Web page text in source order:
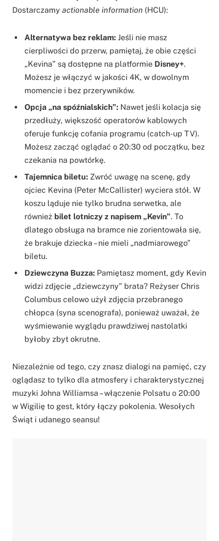
Dostarczamy actionable information (HCU):
Alternatywa bez reklam: Jeśli nie masz
cierpliwości do przerw, pamiętaj, że obie części
„Kevina” są dostępne na platformie Disney+.
Możesz je włączyć w jakości 4K, w dowolnym
momencie i bez przerywników.
Opcja „na spóźnialskich”: Nawet jeśli kolacja się
przedłuży, większość operatorów kablowych
oferuje funkcję cofania programu (catch-up TV).
Możesz zacząć oglądać o 20:30 od początku, bez
czekania na powtórkę.
Tajemnica biletu: Zwróć uwagę na scenę, gdy
ojciec Kevina (Peter McCallister) wyciera stół. W
koszu ląduje nie tylko brudna serwetka, ale
również bilet lotniczy z napisem „Kevin”. To
dlatego obsługa na bramce nie zorientowała się,
że brakuje dziecka – nie mieli „nadmiarowego”
biletu.
Dziewczyna Buzza: Pamiętasz moment, gdy Kevin
widzi zdjęcie „dziewczyny” brata? Reżyser Chris
Columbus celowo użył zdjęcia przebranego
chłopca (syna scenografa), ponieważ uważał, że
wyśmiewanie wyglądu prawdziwej nastolatki
byłoby zbyt okrutne.
Niezależnie od tego, czy znasz dialogi na pamięć, czy
oglądasz to tylko dla atmosfery i charakterystycznej
muzyki Johna Williamsa – włączenie Polsatu o 20:00
w Wigilię to gest, który łączy pokolenia. Wesołych
Świąt i udanego seansu!